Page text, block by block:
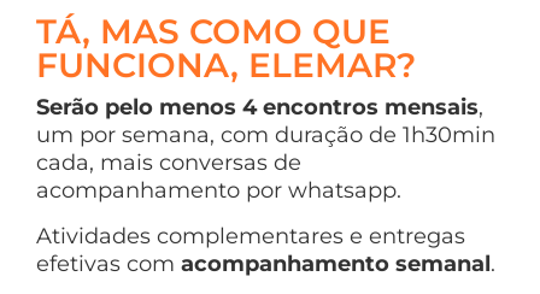
TÁ, MAS COMO QUE
FUNCIONA, ELEMAR?
Serão pelo menos 4 encontros mensais,
um por semana, com duração de 1h30min
cada, mais conversas de
acompanhamento por whatsapp.
Atividades complementares e entregas
efetivas com acompanhamento semanal.